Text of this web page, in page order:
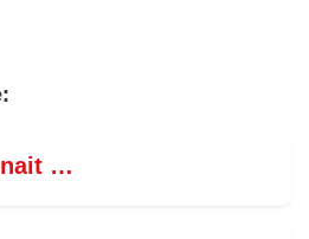
nait …